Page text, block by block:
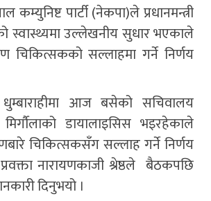
कम्युनिष्ट पार्टी (नेकपा)ले प्रधानमन्त्री
स्वास्थ्यमा उल्लेखनीय सुधार भएकाले
चिकित्सकको सल्लाहमा गर्ने निर्णय
धुम्बाराहीमा आज बसेको सचिवालय
डायालाइसिस भइरहेकाले
चिकित्सकसँग सल्लाह गर्ने निर्णय
नारायणकाजी श्रेष्ठले बैठकपछि
दिनुभयो ।